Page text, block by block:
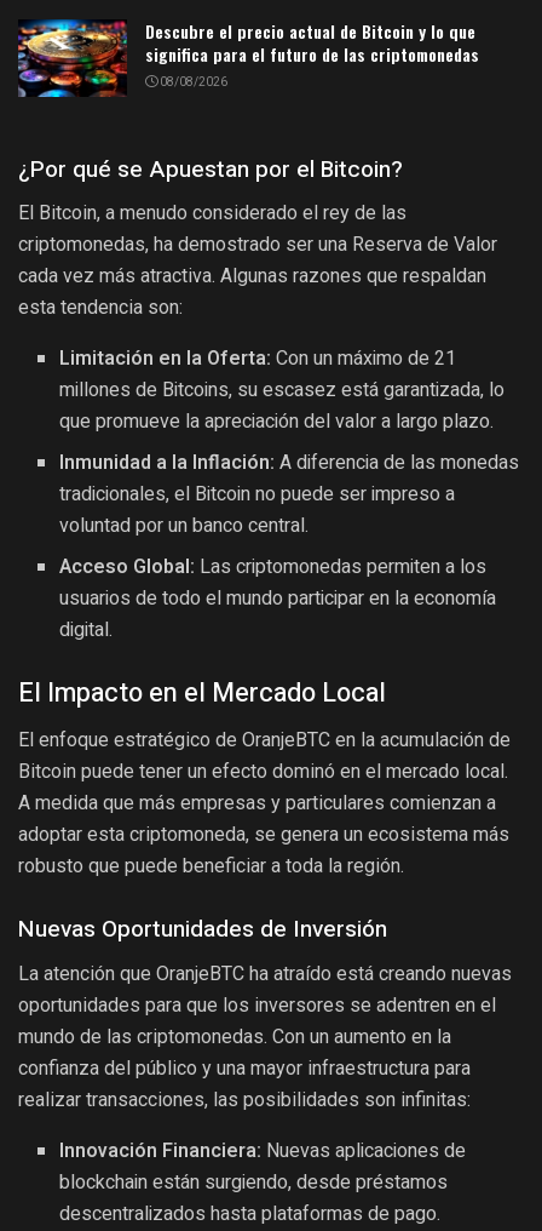
Descubre el precio actual de Bitcoin y lo que
significa para el futuro de las criptomonedas
08/08/2026
¿Por qué se Apuestan por el Bitcoin?
El Bitcoin, a menudo considerado el rey de las
criptomonedas, ha demostrado ser una Reserva de Valor
cada vez más atractiva. Algunas razones que respaldan
esta tendencia son:
Limitación en la Oferta: Con un máximo de 21
millones de Bitcoins, su escasez está garantizada, lo
que promueve la apreciación del valor a largo plazo.
Inmunidad a la Inflación: A diferencia de las monedas
tradicionales, el Bitcoin no puede ser impreso a
voluntad por un banco central.
Acceso Global: Las criptomonedas permiten a los
usuarios de todo el mundo participar en la economía
digital.
El Impacto en el Mercado Local
El enfoque estratégico de OranjeBTC en la acumulación de
Bitcoin puede tener un efecto dominó en el mercado local.
A medida que más empresas y particulares comienzan a
adoptar esta criptomoneda, se genera un ecosistema más
robusto que puede beneficiar a toda la región.
Nuevas Oportunidades de Inversión
La atención que OranjeBTC ha atraído está creando nuevas
oportunidades para que los inversores se adentren en el
mundo de las criptomonedas. Con un aumento en la
confianza del público y una mayor infraestructura para
realizar transacciones, las posibilidades son infinitas:
Innovación Financiera: Nuevas aplicaciones de
blockchain están surgiendo, desde préstamos
descentralizados hasta plataformas de pago.